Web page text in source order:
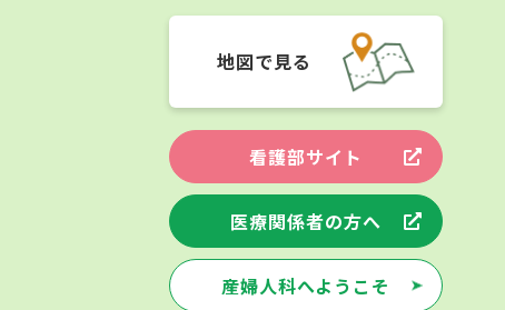
地図で見る
看護部サイト
医療関係者の方へ
産婦人科へようこそ